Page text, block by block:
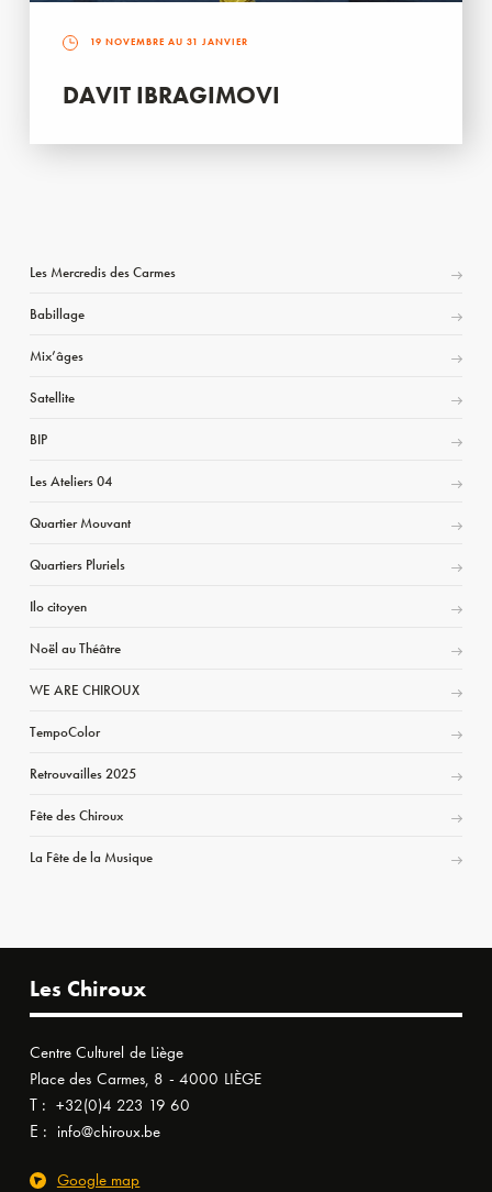
19 NOVEMBRE AU 31 JANVIER
DAVIT IBRAGIMOVI
Les Mercredis des Carmes
Babillage
Mix’âges
Satellite
BIP
Les Ateliers 04
Quartier Mouvant
Quartiers Pluriels
Ilo citoyen
Noël au Théâtre
WE ARE CHIROUX
TempoColor
Retrouvailles 2025
Fête des Chiroux
La Fête de la Musique
Les Chiroux
Centre Culturel de Liège
Place des Carmes, 8 - 4000 LIÈGE
T : +32(0)4 223 19 60
E : info@chiroux.be
Google map